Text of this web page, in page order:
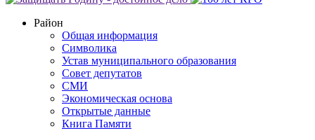
Район
Общая информация
Символика
Устав муниципального образования
Совет депутатов
СМИ
Экономическая основа
Открытые данные
Книга Памяти